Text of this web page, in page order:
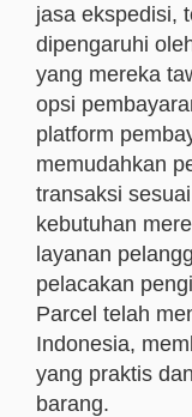
jasa ekspedisi,
dipengaruhi
yang mereka
opsi
platform
memudahkan
transaksi
kebutuhan
layanan
pelacakan
Parcel telah
Indonesia,
yang praktis
barang.